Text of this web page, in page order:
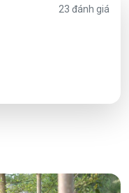
23 đánh giá